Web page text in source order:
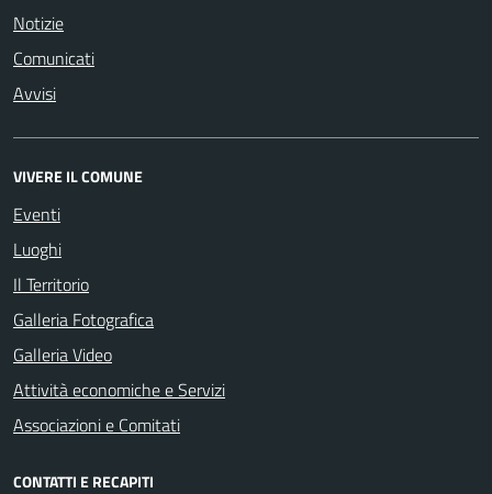
Notizie
Comunicati
Avvisi
VIVERE IL COMUNE
Eventi
Luoghi
Il Territorio
Galleria Fotografica
Galleria Video
Attività economiche e Servizi
Associazioni e Comitati
CONTATTI E RECAPITI